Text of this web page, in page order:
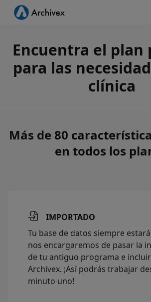
Encuentra el plan
para las
clínica
Más de 80
en todos los
IMPORTADO
Tu base de datos siempre
nos encargaremos de pasar la
de tu antiguo programa e
Archivex. ¡Así podrás trabajar desde el
minuto uno!